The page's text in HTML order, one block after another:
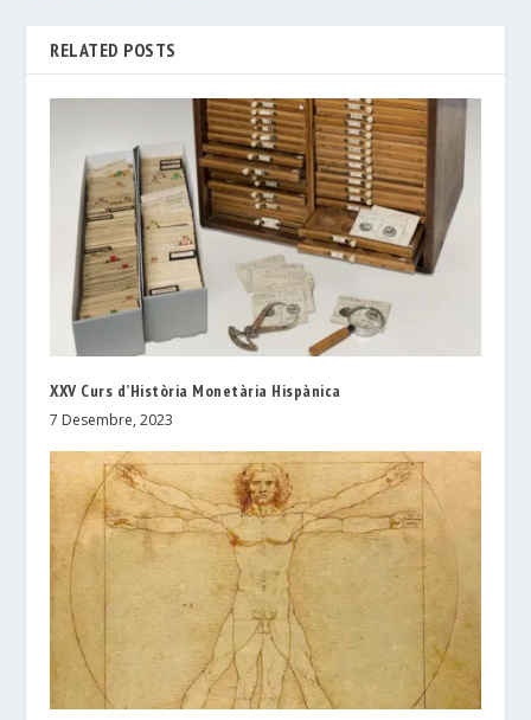
RELATED POSTS
XXV Curs d’Història Monetària Hispànica
7 Desembre, 2023